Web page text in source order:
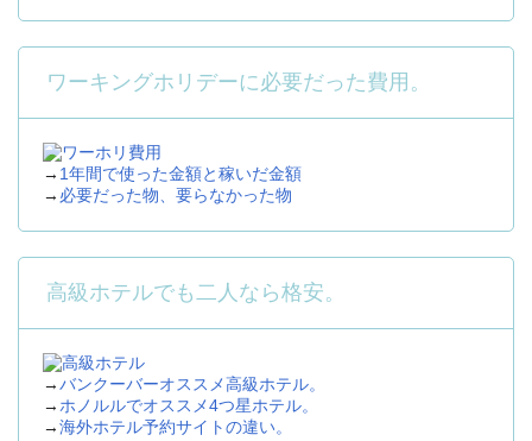
ワーキングホリデーに必要だった費用。
→ 1年間で使った金額と稼いだ金額
→ 必要だった物、要らなかった物
高級ホテルでも二人なら格安。
→バンクーバーオススメ高級ホテル。
→ ホノルルでオススメ4つ星ホテル。
→海外ホテル予約サイトの違い。